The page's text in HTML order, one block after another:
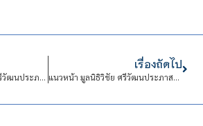
Line Today มูลนิธิวิชัย ศรีวัฒนประภาสนับสนุนทุนการศึกษาโรงเรียนจิตรลดาวิชาชีพ
เรื่องถัดไป
แนวหน้า มูลนิธิวิชัย ศรีวัฒนประภาสนับสนุนทุนการศึกษาโรงเรียนจิตรลดาวิชาชีพ